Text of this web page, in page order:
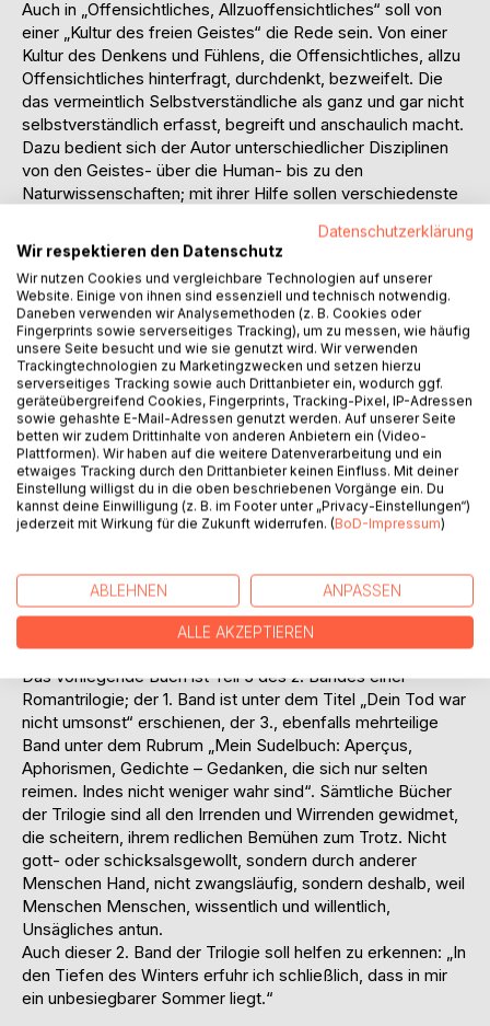
Auch in „Offensichtliches, Allzuoffensichtliches“ soll von
einer „Kultur des freien Geistes“ die Rede sein. Von einer
Kultur des Denkens und Fühlens, die Offensichtliches, allzu
Offensichtliches hinterfragt, durchdenkt, bezweifelt. Die
das vermeintlich Selbstverständliche als ganz und gar nicht
selbstverständlich erfasst, begreift und anschaulich macht.
Dazu bedient sich der Autor unterschiedlicher Disziplinen
von den Geistes- über die Human- bis zu den
Naturwissenschaften; mit ihrer Hilfe sollen verschiedenste
ergründet werden.
Die äußere Form des Buches ist dem Briefwechsel des
Autors mit seiner verstorbenen Frau geschuldet – einem
Briefwechsel, wie er tatsächlich stattgefunden hat,
jedenfalls derart hätte stattfinden können, einem
Gedankenaustausch, der zweier Menschen Zeit von der
gesellschaftlichen Erstarrung der Nachkriegszeit über die
hoffnungsfrohen Erwartungen der Siebziger-Jahre bis zum
Überwachungsstaat der Gegenwart widerspiegelt.
Auf diese Weise ist ein Briefroman entstanden, welcher
den Dialog zweier Intellektueller reflektiert und, in erster
Linie, nicht Erlebtes beschreibt, sondern vorzugsweise
Hintergründe beleuchtet und namentlich Zusammenhänge
analysiert. Der sich mit Fragen des Seienden, des Seins
allumfassenden kantschen Fragen: „Was kann ich wissen?
Was soll ich tun? Was darf ich hoffen?“
Und der in der alles entscheidenden Frage gipfelt: „Was ist
der Mensch?“
Das vorliegende Buch ist Teil 3 des 2. Bandes einer
Romantrilogie; der 1. Band ist unter dem Titel „Dein Tod war
nicht umsonst“ erschienen, der 3., ebenfalls mehrteilige
Band unter dem Rubrum „Mein Sudelbuch: Aperçus,
Aphorismen, Gedichte – Gedanken, die sich nur selten
reimen. Indes nicht weniger wahr sind“. Sämtliche Bücher
der Trilogie sind all den Irrenden und Wirrenden gewidmet,
die scheitern, ihrem redlichen Bemühen zum Trotz. Nicht
gott- oder schicksalsgewollt, sondern durch anderer
Menschen Hand, nicht zwangsläufig, sondern deshalb, weil
Menschen Menschen, wissentlich und willentlich,
Unsägliches antun.
Auch dieser 2. Band der Trilogie soll helfen zu erkennen: „In
den Tiefen des Winters erfuhr ich schließlich, dass in mir
ein unbesiegbarer Sommer liegt.“
Datenschutzerklärung
Wir respektieren den Datenschutz
Wir nutzen Cookies und vergleichbare Technologien auf unserer
Website. Einige von ihnen sind essenziell und technisch notwendig.
Daneben verwenden wir Analysemethoden (z. B. Cookies oder
Fingerprints sowie serverseitiges Tracking), um zu messen, wie häufig
unsere Seite besucht und wie sie genutzt wird. Wir verwenden
Trackingtechnologien zu Marketingzwecken und setzen hierzu
serverseitiges Tracking sowie auch Drittanbieter ein, wodurch ggf.
geräteübergreifend Cookies, Fingerprints, Tracking-Pixel, IP-Adressen
sowie gehashte E-Mail-Adressen genutzt werden. Auf unserer Seite
betten wir zudem Drittinhalte von anderen Anbietern ein (Video-
Plattformen). Wir haben auf die weitere Datenverarbeitung und ein
etwaiges Tracking durch den Drittanbieter keinen Einfluss. Mit deiner
Einstellung willigst du in die oben beschriebenen Vorgänge ein. Du
kannst deine Einwilligung (z. B. im Footer unter „Privacy-Einstellungen“)
jederzeit mit Wirkung für die Zukunft widerrufen. (BoD-Impressum)
ABLEHNEN ANPASSEN
ALLE AKZEPTIEREN